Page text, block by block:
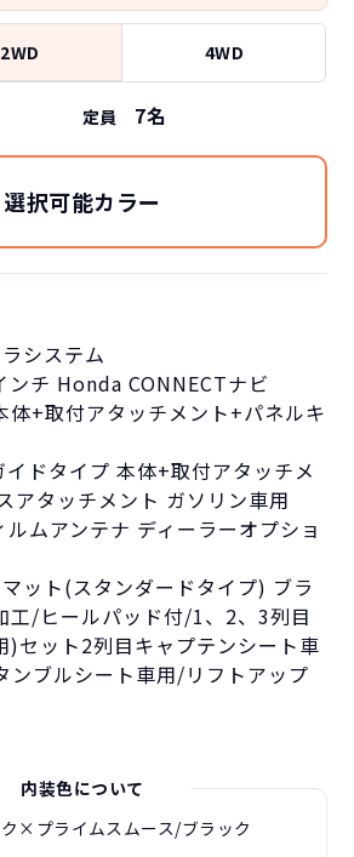
2WD 4WD
定員 7名
選択可能カラー
システム
ンチ Honda CONNECTナビ
+取付アタッチメント+パネルキ
ドタイプ 本体+取付アタッチメ
アタッチメント ガソリン車用
ムアンテナ ディーラーオプショ
ット(スタンダードタイプ) ブラ
工/ヒールパッド付/1、2、3列目
)セット2列目キャプテンシート車
ンブルシート車用/リフトアップ
内装色について
×プライムスムース/ブラック